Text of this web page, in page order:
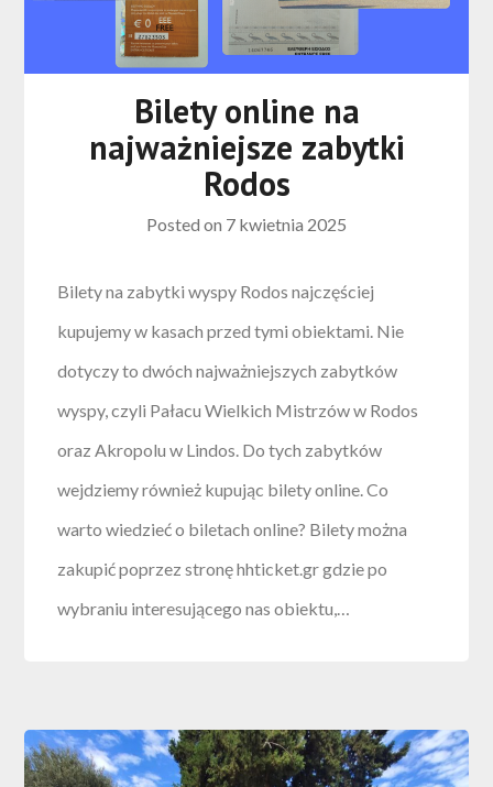
Bilety online na
najważniejsze zabytki
Rodos
Posted on 7 kwietnia 2025
Bilety na zabytki wyspy Rodos najczęściej
kupujemy w kasach przed tymi obiektami. Nie
dotyczy to dwóch najważniejszych zabytków
wyspy, czyli Pałacu Wielkich Mistrzów w Rodos
oraz Akropolu w Lindos. Do tych zabytków
wejdziemy również kupując bilety online. Co
warto wiedzieć o biletach online? Bilety można
zakupić poprzez stronę hhticket.gr gdzie po
wybraniu interesującego nas obiektu,…